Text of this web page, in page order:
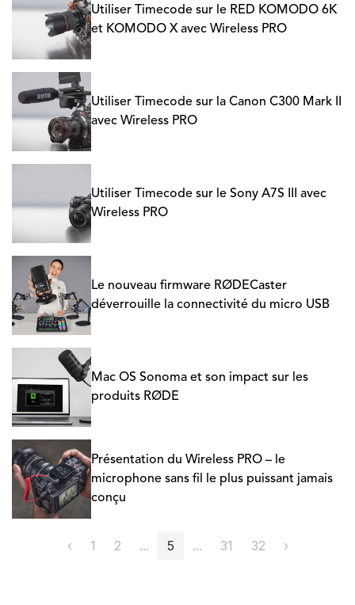
Utiliser Timecode sur le RED KOMODO 6K
et KOMODO X avec Wireless PRO
Utiliser Timecode sur la Canon C300 Mark II
avec Wireless PRO
Utiliser Timecode sur le Sony A7S III avec
Wireless PRO
Le nouveau firmware RØDECaster
déverrouille la connectivité du micro USB
Mac OS Sonoma et son impact sur les
produits RØDE
Présentation du Wireless PRO – le
microphone sans fil le plus puissant jamais
conçu
‹ 1 2 ... 5 ... 31 32 ›